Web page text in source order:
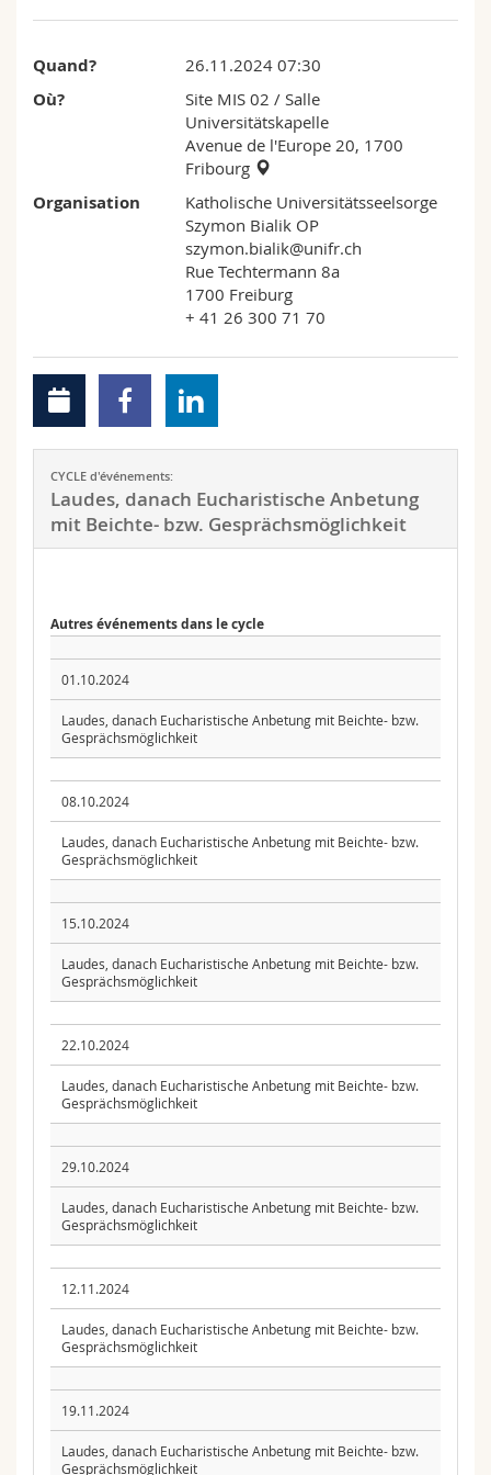
Sciences et médecine
Interfacultaire
Collaborateurs
Doctorants
Webmail
Programme des cours
Quand? 26.11.2024 07:30
Où? Site MIS 02 / Salle
Universitätskapelle
Avenue de l'Europe 20, 1700
Fribourg
Organisation
Katholische Universitätsseelsorge
Szymon Bialik OP
szymon.bialik@unifr.ch
Rue Techtermann 8a
1700 Freiburg
+ 41 26 300 71 70
CYCLE d'événements:
Laudes, danach Eucharistische Anbetung
mit Beichte- bzw. Gesprächsmöglichkeit
Autres événements dans le cycle
01.10.2024
Laudes, danach Eucharistische Anbetung mit Beichte- bzw.
Gesprächsmöglichkeit
08.10.2024
Laudes, danach Eucharistische Anbetung mit Beichte- bzw.
Gesprächsmöglichkeit
15.10.2024
Laudes, danach Eucharistische Anbetung mit Beichte- bzw.
Gesprächsmöglichkeit
22.10.2024
Laudes, danach Eucharistische Anbetung mit Beichte- bzw.
Gesprächsmöglichkeit
29.10.2024
Laudes, danach Eucharistische Anbetung mit Beichte- bzw.
Gesprächsmöglichkeit
12.11.2024
Laudes, danach Eucharistische Anbetung mit Beichte- bzw.
Gesprächsmöglichkeit
19.11.2024
Laudes, danach Eucharistische Anbetung mit Beichte- bzw.
Gesprächsmöglichkeit